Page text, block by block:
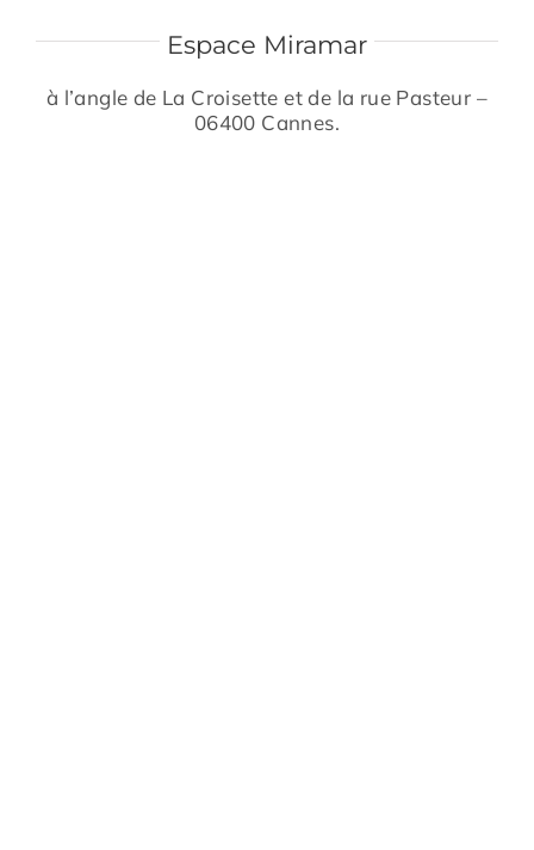
Espace Miramar
à l’angle de La Croisette et de la rue Pasteur –
06400 Cannes.